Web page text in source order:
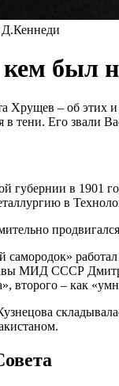
был
– об этих и
в тени. Его
губернии в 1901
в
самородок»
МИД СССР
второго – как